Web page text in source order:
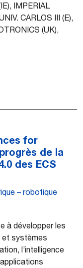
IMPERIAL
CARLOS III (E),
(UK),
for
de la
des ECS
– robotique
à développer les
et systèmes
l’intelligence